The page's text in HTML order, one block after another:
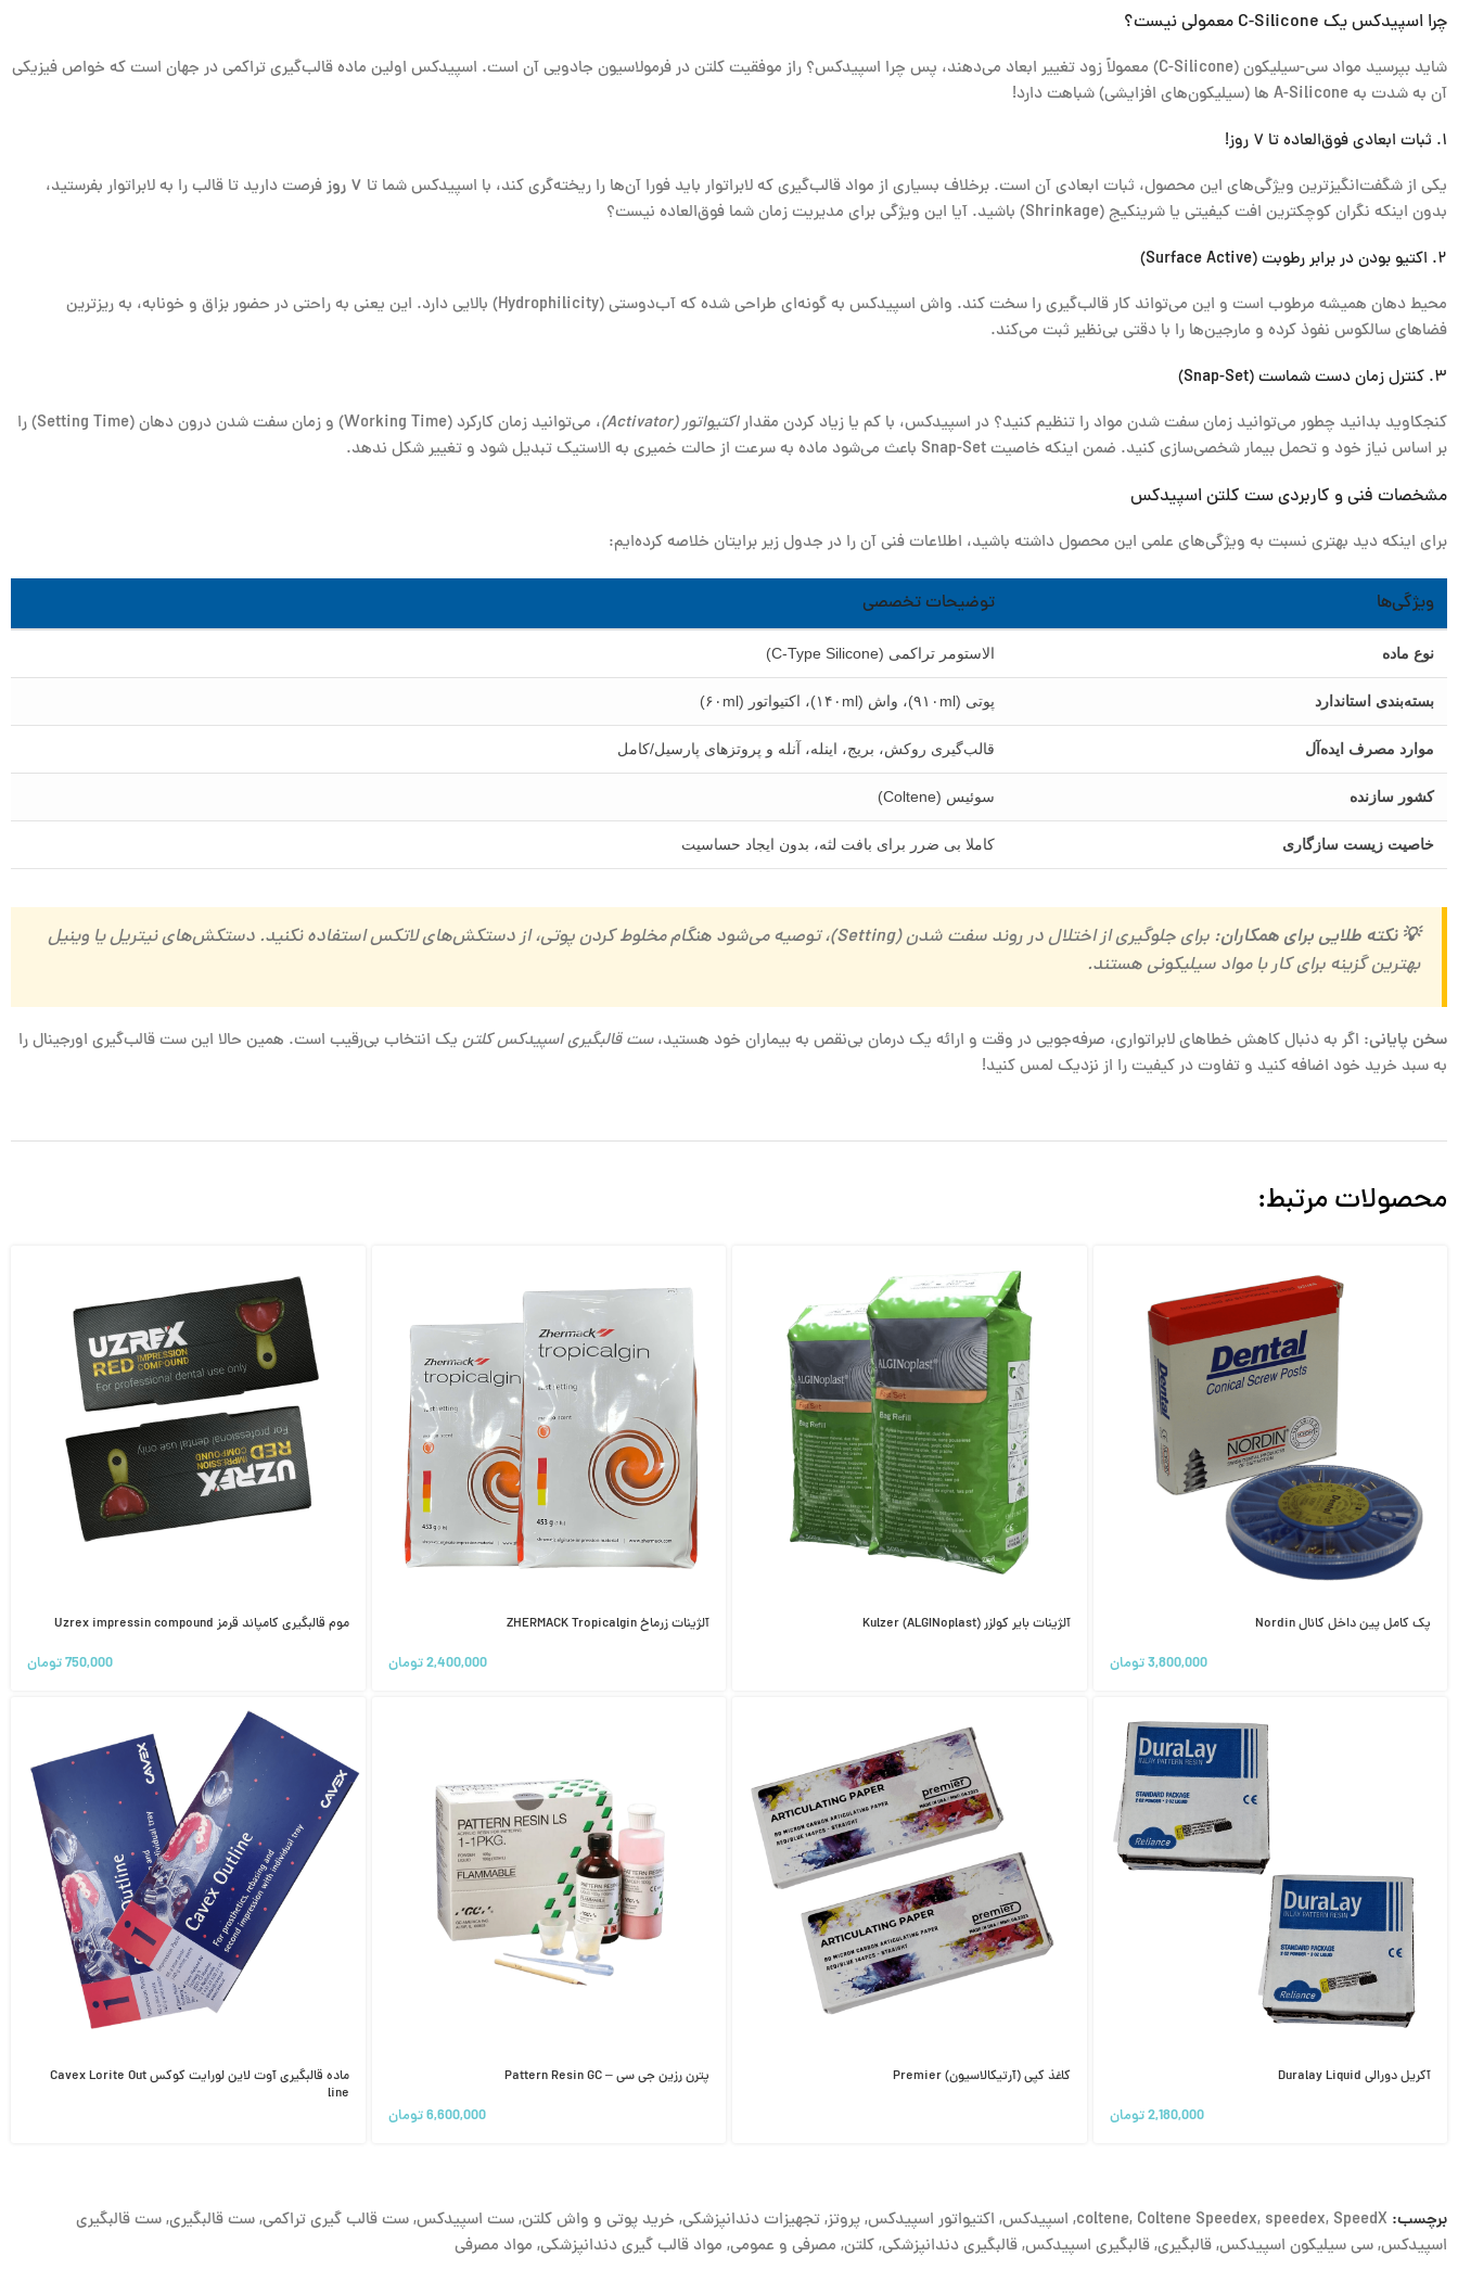
چرا اسپیدکس یک C-Silicone معمولی نیست؟
شاید بپرسید مواد سی-سیلیکون (C-Silicone) معمولاً زود تغییر ابعاد می‌دهند، پس چرا اسپیدکس؟ راز موفقیت کلتن در فرمولاسیون جادویی آن است. اسپیدکس اولین ماده قالب‌گیری تراکمی در جهان است که خواص فیزیکی
آن به شدت به A-Silicone ها (سیلیکون‌های افزایشی) شباهت دارد!
۱. ثبات ابعادی فوق‌العاده تا ۷ روز!
یکی از شگفت‌انگیزترین ویژگی‌های این محصول، ثبات ابعادی آن است. برخلاف بسیاری از مواد قالب‌گیری که لابراتوار باید فورا آن‌ها را ریخته‌گری کند، با اسپیدکس شما تا ۷ روز
فرصت دارید تا قالب را به لابراتوار بفرستید،
بدون اینکه نگران کوچکترین افت کیفیتی یا شرینکیج (Shrinkage) باشید. آیا این ویژگی برای مدیریت زمان شما فوق‌العاده نیست؟
۲. اکتیو بودن در برابر رطوبت (Surface Active)
محیط دهان همیشه مرطوب است و این می‌تواند کار قالب‌گیری را سخت کند. واش اسپیدکس به گونه‌ای طراحی شده که آب‌دوستی (Hydrophilicity) بالایی دارد. این یعنی به راحتی در حضور بزاق و خونابه، به ریزترین
فضاهای سالکوس نفوذ کرده و مارجین‌ها را با دقتی بی‌نظیر ثبت می‌کند.
۳. کنترل زمان دست شماست (Snap-Set)
کنجکاوید بدانید چطور می‌توانید زمان سفت شدن مواد را تنظیم کنید؟ در اسپیدکس، با کم یا زیاد کردن مقداراکتیواتور (Activator)
، می‌توانید زمان کارکرد (Working Time) و زمان سفت شدن درون دهان (Setting Time) را
بر اساس نیاز خود و تحمل بیمار شخصی‌سازی کنید. ضمن اینکه خاصیت Snap-Set باعث می‌شود ماده به سرعت از حالت خمیری به الاستیک تبدیل شود و تغییر شکل ندهد.
مشخصات فنی و کاربردی ست کلتن اسپیدکس
برای اینکه دید بهتری نسبت به ویژگی‌های علمی این محصول داشته باشید، اطلاعات فنی آن را در جدول زیر برایتان خلاصه کرده‌ایم:
ویژگی‌ها توضیحات تخصصی
نوع ماده الاستومر تراکمی (C-Type Silicone)
بسته‌بندی استاندارد پوتی (۹۱۰ml)، واش (۱۴۰ml)، اکتیواتور (۶۰ml)
موارد مصرف ایده‌آل قالب‌گیری روکش، بریج، اینله، آنله و پروتزهای پارسیل/کامل
کشور سازنده سوئیس (Coltene)
خاصیت زیست سازگاری کاملا بی ضرر برای بافت لثه، بدون ایجاد حساسیت
💡 نکته طلایی برای همکاران:
برای جلوگیری از اختلال در روند سفت شدن (Setting)، توصیه می‌شود هنگام مخلوط کردن پوتی، از دستکش‌های لاتکس استفاده نکنید. دستکش‌های نیتریل یا وینیل
بهترین گزینه برای کار با مواد سیلیکونی هستند.
سخن پایانی: اگر به دنبال کاهش خطاهای لابراتواری، صرفه‌جویی در وقت و ارائه یک درمان بی‌نقص به بیماران خود هستید،ست قالبگیری اسپیدکس کلتن یک انتخاب بی‌رقیب است. همین حالا این ست قالب‌گیری اورجینال را
به سبد خرید خود اضافه کنید و تفاوت در کیفیت را از نزدیک لمس کنید!
محصولات مرتبط:
پک کامل پین داخل کانال Nordin
3,800,000تومان
آلژینات بایر کولزر Kulzer (ALGINoplast) آلژینات زرماخ ZHERMACK Tropicalgin
2,400,000تومان
موم قالبگیری کامپاند قرمز Uzrex impressin compound
750,000تومان
آکریل دورالی Duralay Liquid
2,180,000تومان
کاغذ کپی (آرتیکالاسیون) Premier پترن رزین جی سی – Pattern Resin GC
6,600,000تومان
ماده قالبگیری آوت لاین لورایت کوکس Cavex Lorite Out
line
برچسب: coltene, Coltene Speedex, speedex, SpeedX
, اسپیدکس, اکتیواتور اسپیدکس,پروتز,تجهیزات دندانپزشکی, خرید پوتی و واش کلتن,ست اسپیدکس,ست قالب گیری تراکمی,ست قالبگیری,ست قالبگیری
اسپیدکس,سی سیلیکون اسپیدکس,قالبگیری,قالبگیری اسپیدکس,قالبگیری دندانپزشکی,کلتن, مصرفی و عمومی, مواد قالب گیری دندانپزشکی, مواد مصرفی